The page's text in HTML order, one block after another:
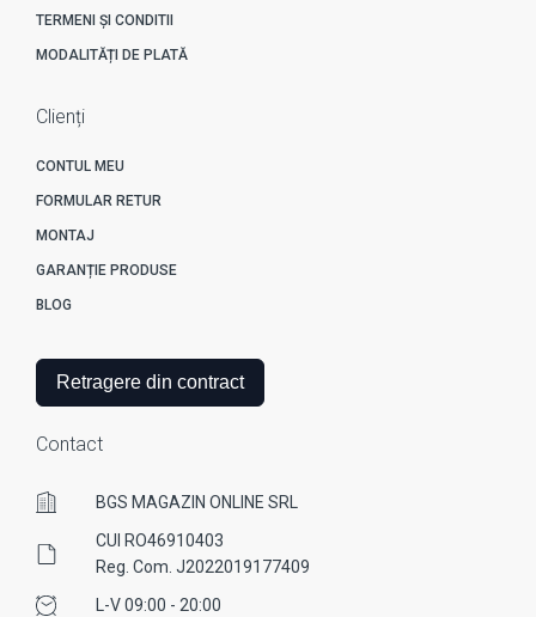
TERMENI ȘI CONDITII
MODALITĂȚI DE PLATĂ
Clienți
CONTUL MEU
FORMULAR RETUR
MONTAJ
GARANȚIE PRODUSE
BLOG
Retragere din contract
Contact
BGS MAGAZIN ONLINE SRL
CUI RO46910403
Reg. Com. J2022019177409
L-V 09:00 - 20:00